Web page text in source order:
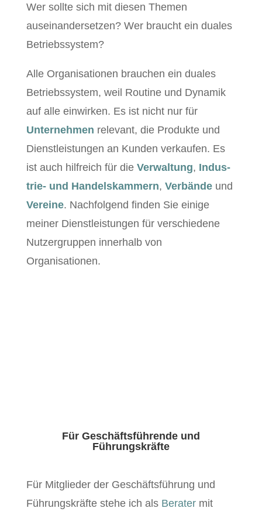
Wer sollte sich mit diesen The­men
auseinan­der­set­zen? Wer braucht ein duales
Betriebssystem?
Alle Organ­i­sa­tio­nen brauchen ein duales
Betrieb­ssys­tem, weil Rou­tine und Dynamik
auf alle ein­wirken. Es ist nicht nur für
Unternehmen rel­e­vant, die Pro­duk­te und
Dien­stleis­tun­gen an Kun­den verkaufen. Es
ist auch hil­fre­ich für die Ver­wal­tung, Indus­
trie- und Han­del­skam­mern, Ver­bändeund
Vere­ine. Nach­fol­gend find­en Sie einige
mein­er Dien­stleis­tun­gen für ver­schiedene
Nutzer­grup­pen inner­halb von
Organisationen.
Für Geschäftsführende und
Führungskräfte
Für Mit­glieder der Geschäfts­führung und
Führungskräfte ste­he ich als Beratermit